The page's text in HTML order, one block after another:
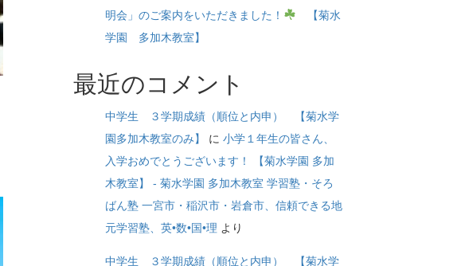
明会」のご案内をいただきました！
【菊水
学園 多加木教室】
最近のコメント
中学生 ３学期成績（順位と内申） 【菊水学
園多加木教室のみ】
に 小学１年生の皆さん、
入学おめでとうございます！ 【菊水学園 多加
木教室】 - 菊水学園 多加木教室 学習塾・そろ
ばん塾 一宮市・稲沢市・岩倉市、信頼できる地
元学習塾、英•数•国•理 より
中学生 ３学期成績（順位と内申） 【菊水学